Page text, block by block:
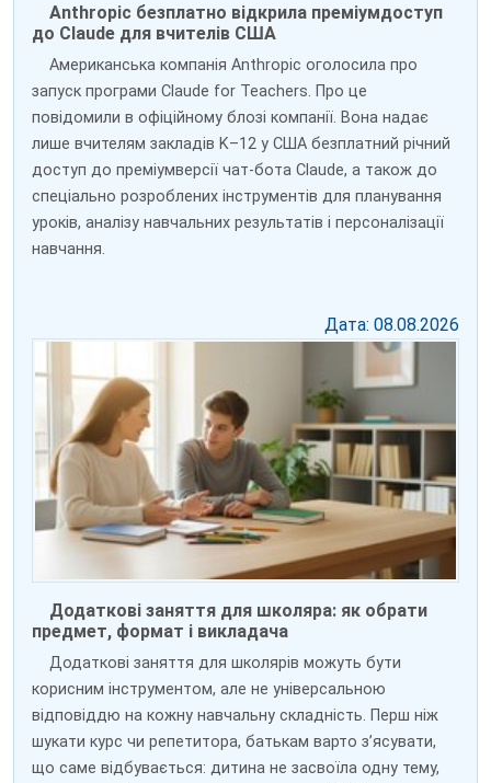
Anthropic безплатно відкрила преміумдоступ
до Claude для вчителів США
Американська компанія Anthropic оголосила про
запуск програми Claude for Teachers. Про це
повідомили в офіційному блозі компанії. Вона надає
лише вчителям закладів K–12 у США безплатний річний
доступ до преміумверсії чат-бота Claude, а також до
спеціально розроблених інструментів для планування
уроків, аналізу навчальних результатів і персоналізації
навчання.
Дата: 08.08.2026
Додаткові заняття для школяра: як обрати
предмет, формат і викладача
Додаткові заняття для школярів можуть бути
корисним інструментом, але не універсальною
відповіддю на кожну навчальну складність. Перш ніж
шукати курс чи репетитора, батькам варто з’ясувати,
що саме відбувається: дитина не засвоїла одну тему,